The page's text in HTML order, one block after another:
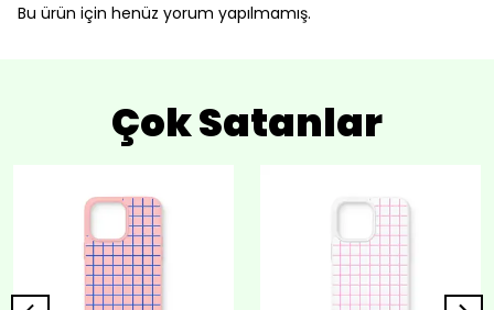
Bu ürün için henüz yorum yapılmamış.
Çok Satanlar